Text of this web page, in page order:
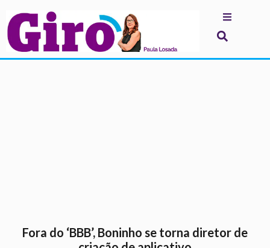
Fora do ‘BBB’, Boninho se torna diretor de